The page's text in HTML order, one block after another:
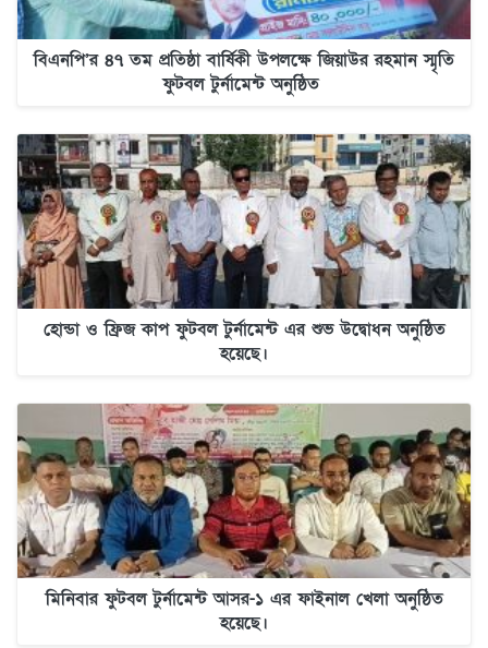
বিএনপি’র ৪৭ তম প্রতিষ্ঠা বার্ষিকী উপলক্ষে জিয়াউর রহমান স্মৃতি
ফুটবল টুর্নামেন্ট অনুষ্ঠিত
হোন্ডা ও ফ্রিজ কাপ ফুটবল টুর্নামেন্ট এর শুভ উদ্বোধন অনুষ্ঠিত
হয়েছে।
মিনিবার ফুটবল টুর্নামেন্ট আসর-১ এর ফাইনাল খেলা অনুষ্ঠিত
হয়েছে।